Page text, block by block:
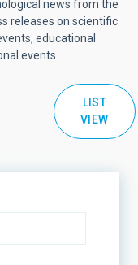
news from the
releases on scientific
educational
events.
LIST
VIEW